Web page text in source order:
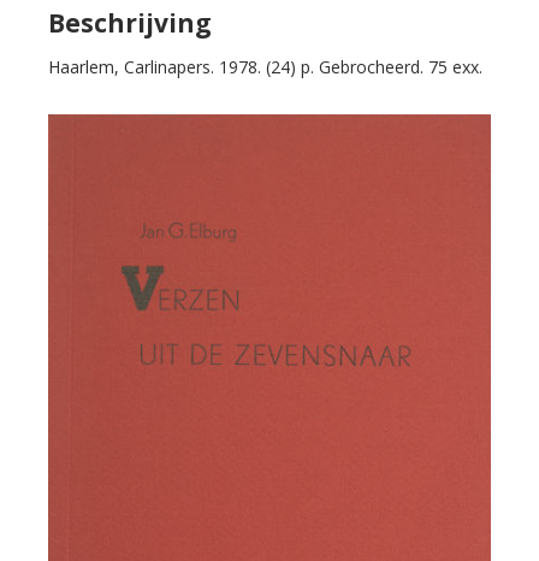
aantal
Beschrijving
Haarlem, Carlinapers. 1978. (24) p. Gebrocheerd. 75 exx.